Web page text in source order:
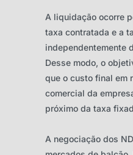
A liquidação ocorre
taxa contratada e a
independentemente
Desse modo, o
que o custo final em
comercial da
próximo da taxa
A negociação dos